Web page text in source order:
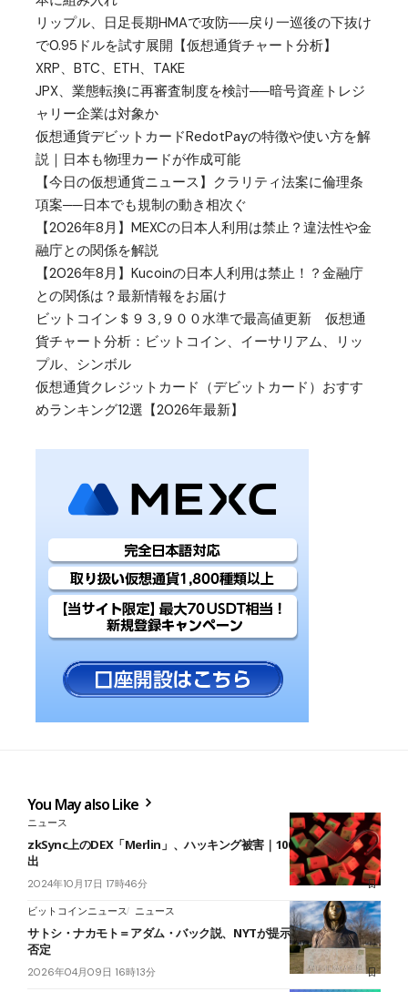
リップル、日足長期HMAで攻防──戻り一巡後の下抜け
で0.95ドルを試す展開【仮想通貨チャート分析】
XRP、BTC、ETH、TAKE
JPX、業態転換に再審査制度を検討──暗号資産トレジ
ャリー企業は対象か
仮想通貨デビットカードRedotPayの特徴や使い方を解
説｜日本も物理カードが作成可能
【今日の仮想通貨ニュース】クラリティ法案に倫理条
項案──日本でも規制の動き相次ぐ
【2026年8月】MEXCの日本人利用は禁止？違法性や金
融庁との関係を解説
【2026年8月】Kucoinの日本人利用は禁止！？金融庁
との関係は？最新情報をお届け
ビットコイン＄９３,９００水準で最高値更新 仮想通
貨チャート分析：ビットコイン、イーサリアム、リッ
プル、シンボル
仮想通貨クレジットカード（デビットカード）おすす
めランキング12選【2026年最新】
You May also Like
ニュース
zkSync上のDEX「Merlin」、ハッキング被害｜100万ドル以上が流
出
2024年10月17日 17時46分
ビットコインニュース ニュース
サトシ・ナカモト＝アダム・バック説、NYTが提示──本人は改めて
否定
2026年04月09日 16時13分